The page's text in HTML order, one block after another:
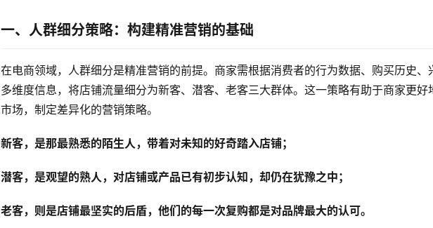
一、人群细分策略：构建精准营销的基础
在电商领域，人群细分是精准营销的前提。商家需根据消费者的行为数据、购买历史、
多维度信息，将店铺流量细分为新客、潜客、老客三大群体。这一策略有助于商家更好
市场，制定差异化的营销策略。
新客，是那最熟悉的陌生人，带着对未知的好奇踏入店铺；
潜客，是观望的熟人，对店铺或产品已有初步认知，却仍在犹豫之中；
老客，则是店铺最坚实的后盾，他们的每一次复购都是对品牌最大的认可。